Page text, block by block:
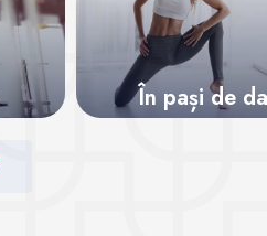
În pași de